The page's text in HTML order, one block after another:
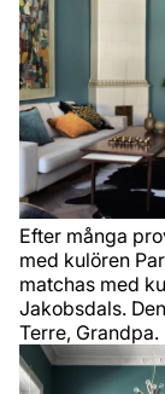
Efter många
med kulören
matchas med
Jakobsdals.
Terre,